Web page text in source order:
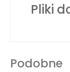
Pliki
Podobne